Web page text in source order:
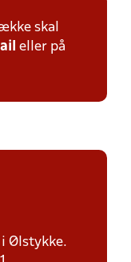
skal
eller på
i Ølstykke.